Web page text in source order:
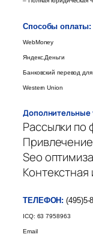
Способы оплаты:
WebMoney
Яндекс.Деньги
Банковский перевод
Western Union
Дополнительные
Рассылки по
Seo
ТЕЛЕФОН: (495)5-
ICQ: 63 7958963
Email